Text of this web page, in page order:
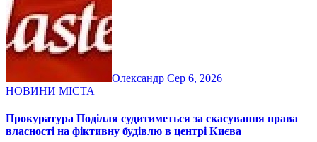
Олександр Сер 6, 2026
НОВИНИ МІСТА
Прокуратура Поділля судитиметься за скасування права
власності на фіктивну будівлю в центрі Києва